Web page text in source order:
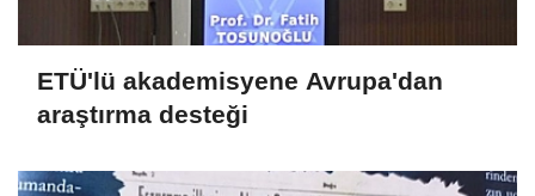
ETÜ'lü akademisyene Avrupa'dan
araştırma desteği